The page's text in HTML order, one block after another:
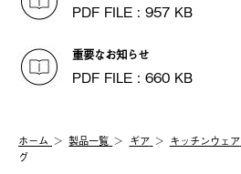
PDF FILE : 957 KB
重要なお知らせ
PDF FILE : 660 KB
ホーム 製品⼀覧 ギア キッチンウェア
グ